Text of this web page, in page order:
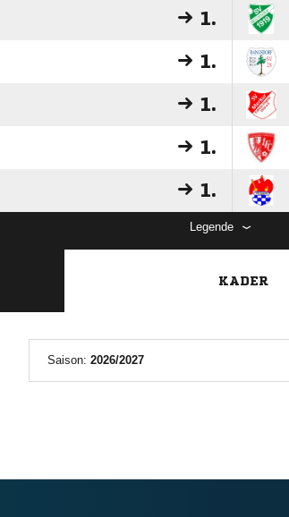
1.
1.
1.
1.
1.
Legende
KADER
Saison: 2026/2027